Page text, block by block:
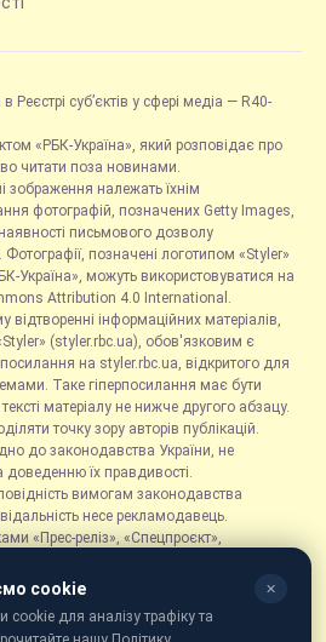
Реєстрі суб’єктів у сфері медіа — R40-
«РБК-Україна», який розповідає про
читати поза новинами.
зображення належать їхнім
фотографій, позначених Getty Images,
письмового дозволу
позначені логотипом «Styler»
Україна», можуть використовуватися на
Attribution 4.0 International.
інформаційних матеріалів,
(styler.rbc.ua), обов'язковим є
на styler.rbc.ua, відкритого для
Таке гіперпосилання має бути
матеріалу не нижче другого абзацу.
точку зору авторів публікацій.
до законодавства України, не
доведенню їх правдивості.
вимогам законодавства
несе рекламодавець.
«Прес-реліз», «Спецпроєкт»,
є інформаційним форматом, що містить
пов'язані з діяльністю
cookie ✕
для аналізу трафіку та